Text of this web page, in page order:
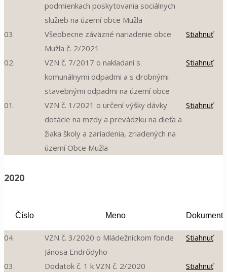
podmienkach poskytovania sociálnych
služieb na území obce Mužla
03.
Všeobecne záväzné nariadenie obce
Mužla č. 2/2021
Stiahnuť
02.
VZN č. 7/2017 o nakladaní s
komunálnymi odpadmi a s drobnými
stavebnými odpadmi na území obce
Stiahnuť
01.
VZN č. 1/2021 o určení výšky dávky
dotácie na mzdy a prevádzku na dieťa a
žiaka školy a zariadenia, zriadených na
území Obce Mužla
Stiahnuť
2020
Číslo Meno Dokument
04.
VZN č. 3/2020 o Mládežníckom fonde
Jánosa Endrődyho
Stiahnuť
03. Dodatok č. 1 k VZN č. 2/2020
Stiahnuť